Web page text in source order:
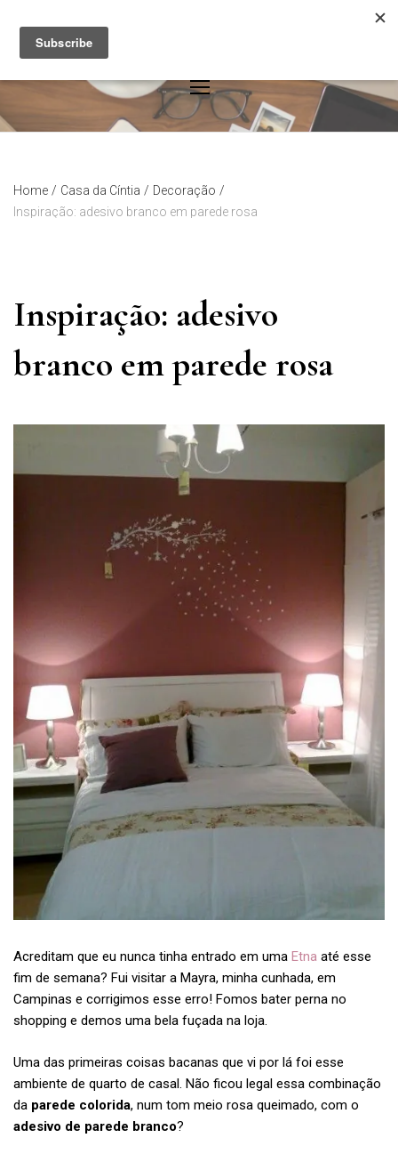
content
Home / Casa da Cíntia / Decoração /
Inspiração: adesivo branco em parede rosa
Inspiração: adesivo
branco em parede rosa
Acreditam que eu nunca tinha entrado em uma Etna até esse
fim de semana? Fui visitar a Mayra, minha cunhada, em
Campinas e corrigimos esse erro! Fomos bater perna no
shopping e demos uma bela fuçada na loja.
Uma das primeiras coisas bacanas que vi por lá foi esse
ambiente de quarto de casal. Não ficou legal essa combinação
da parede colorida, num tom meio rosa queimado, com o
adesivo de parede branco?